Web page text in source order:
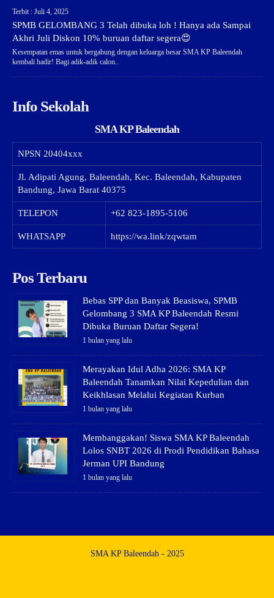
Terbit : Juli 4, 2025
SPMB GELOMBANG 3 Telah dibuka loh ! Hanya ada Sampai
Akhri Juli Diskon 10% buruan daftar segera😍
Kesempatan emas untuk bergabung dengan keluarga besar SMA KP Baleendah
kembali hadir! Bagi adik-adik calon..
Info Sekolah
SMA KP Baleendah
NPSN 20404xxx
Jl. Adipati Agung, Baleendah, Kec. Baleendah, Kabupaten
Bandung, Jawa Barat 40375
TELEPON +62 823-1895-5106
WHATSAPP https://wa.link/zqwtam
Pos Terbaru
Bebas SPP dan Banyak Beasiswa, SPMB
Gelombang 3 SMA KP Baleendah Resmi
Dibuka Buruan Daftar Segera!
1 bulan yang lalu
Merayakan Idul Adha 2026: SMA KP
Baleendah Tanamkan Nilai Kepedulian dan
Keikhlasan Melalui Kegiatan Kurban
1 bulan yang lalu
Membanggakan! Siswa SMA KP Baleendah
Lolos SNBT 2026 di Prodi Pendidikan Bahasa
Jerman UPI Bandung
1 bulan yang lalu
SMA KP Baleendah - 2025